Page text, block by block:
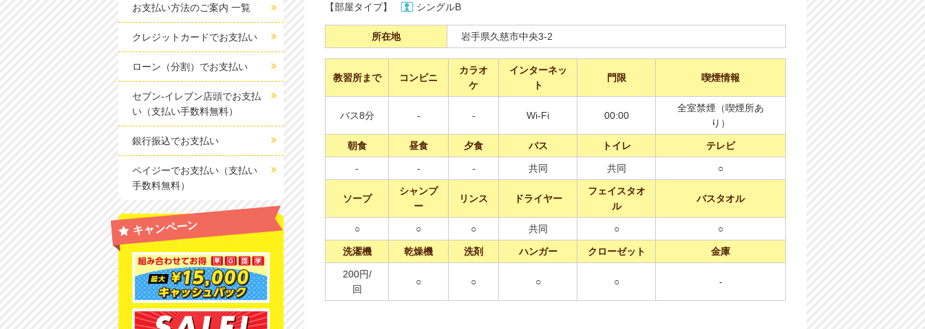
【部屋タイプ】 シングルB
所在地 岩手県久慈市中央3-2
教習所まで コンビニ
カラオ
ケ
インターネッ
ト
門限 喫煙情報
バス8分 - - Wi-Fi 00:00
全室禁煙（喫煙所あ
り）
朝食 昼食 夕食 バス トイレ テレビ
- - - 共同 共同 ○
ソープ
シャンプ
ー
リンス ドライヤー
フェイスタオ
ル
バスタオル
○ ○ ○ 共同 ○ ○
洗濯機 乾燥機 洗剤 ハンガー クローゼット 金庫
200円/
回
○ ○ ○ ○ -
お支払い方法のご案内 一覧
クレジットカードでお支払い
ローン（分割）でお支払い
セブン-イレブン店頭でお支払
い（支払い手数料無料）
銀行振込でお支払い
ペイジーでお支払い（支払い
手数料無料）
キャンペーン